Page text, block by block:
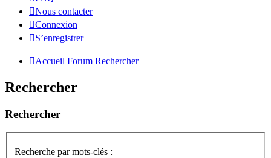
Nous contacter
Connexion
S’enregistrer
Accueil Forum Rechercher
Rechercher
Rechercher
Recherche par mots-clés :